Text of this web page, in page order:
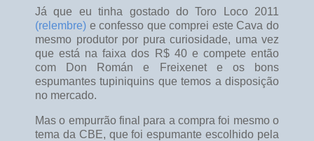
Já que eu tinha gostado do Toro Loco 2011
(relembre) e confesso que comprei este Cava do
mesmo produtor por pura curiosidade, uma vez
que está na faixa dos R$ 40 e compete então
com Don Román e Freixenet e os bons
espumantes tupiniquins que temos a disposição
no mercado.
Mas o empurrão final para a compra foi mesmo o
tema da CBE, que foi espumante escolhido pela